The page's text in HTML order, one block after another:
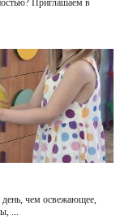
Приглашаем в
чем освежающее,
...